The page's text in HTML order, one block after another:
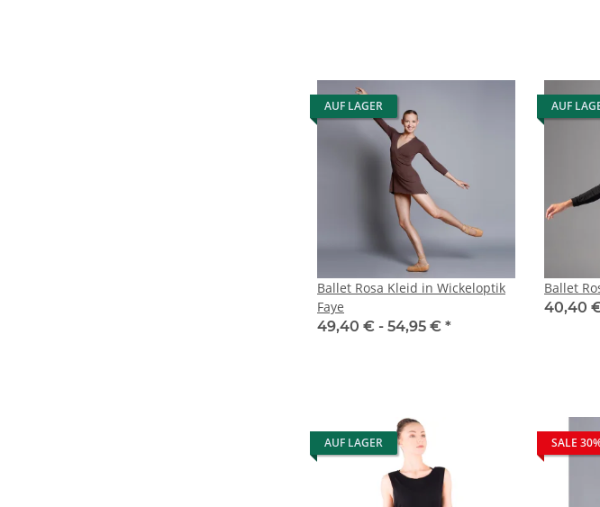
AUF LAGER
Ballet Rosa Kleid in Wickeloptik
Faye
49,40 € - 54,95 € *
AUF
Ballet
40,40
AUF LAGER SALE